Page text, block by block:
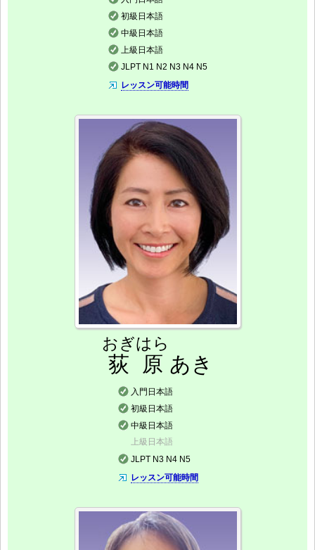
初級日本語
中級日本語
上級日本語
JLPT N1 N2 N3 N4 N5
レッスン可能時間
荻原
おぎはら
あき
入門日本語
初級日本語
中級日本語
上級日本語
JLPT N3 N4 N5
レッスン可能時間